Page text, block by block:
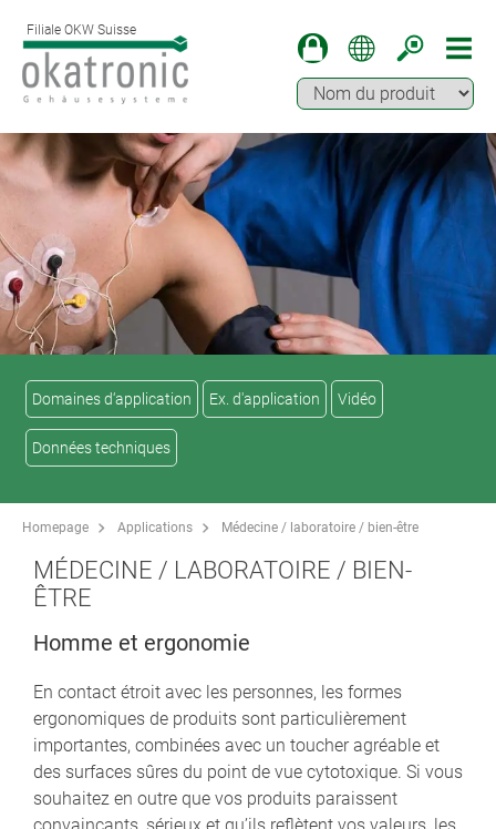
Filiale OKW Suisse
Domaines d‘application Ex. d'application Vidéo
Données techniques
Homepage Applications Médecine / laboratoire / bien-être
MÉDECINE / LABORATOIRE / BIEN-
ÊTRE
Homme et ergonomie
En contact étroit avec les personnes, les formes
ergonomiques de produits sont particulièrement
importantes, combinées avec un toucher agréable et
des surfaces sûres du point de vue cytotoxique. Si vous
souhaitez en outre que vos produits paraissent